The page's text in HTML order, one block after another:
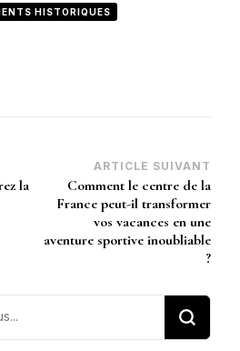
HISTORIQUES
la
ARTICLE SUIVANT
Comment le centre de la
France peut-il transformer
vos vacances en une
aventure sportive inoubliable
?